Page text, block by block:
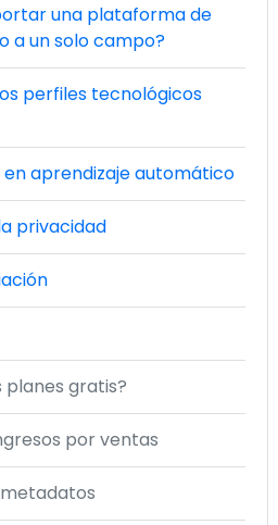
una plataforma de
a un solo campo?
perfiles tecnológicos
aprendizaje automático
privacidad
planes gratis?
por ventas